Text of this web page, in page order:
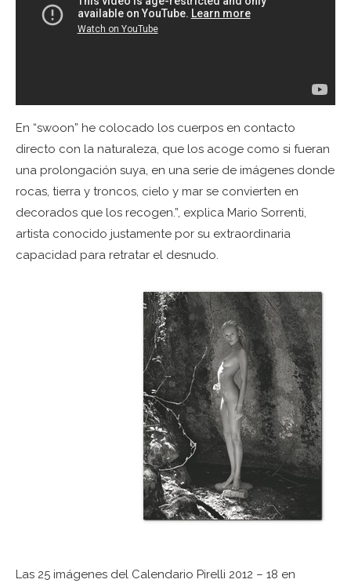
En “swoon” he colocado los cuerpos en contacto
directo con la naturaleza, que los acoge como si fueran
una prolongación suya, en una serie de imágenes donde
rocas, tierra y troncos, cielo y mar se convierten en
decorados que los recogen.”, explica Mario Sorrenti,
artista conocido justamente por su extraordinaria
capacidad para retratar el desnudo.
Las 25 imágenes del Calendario Pirelli 2012 – 18 en